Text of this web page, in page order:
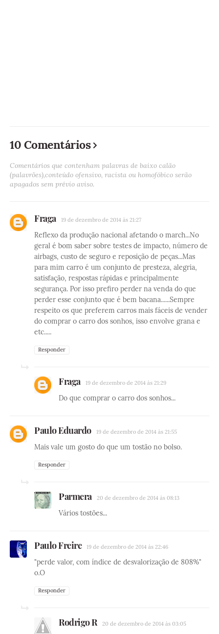
10 Comentários
Comentários que contenham palavras de baixo calão
(palavrões),conteúdo ofensivo, racista ou homofóbico serão
apagados sem prévio aviso.
Fraga 19 de dezembro de 2014 às 21:27
Reflexo da produção nacional afetando o march...No
geral é bom saber sobre testes de impacto, número de
airbags, custo de seguro e reposição de peças...Mas
para mim carro é um conjunto de presteza, alegria,
satisfação, respostas rápidas e principalmente
segurança. Por isso prefiro perder na venda do que
perder esse conjunto que é bem bacana......Sempre
respeito os que preferem carros mais fáceis de vender
do comprar o carro dos sonhos, isso envolve grana e
etc.....
Responder
Fraga 19 de dezembro de 2014 às 21:29
Do que comprar o carro dos sonhos...
Paulo Eduardo 19 de dezembro de 2014 às 21:55
Mais vale um gosto do que um tostão no bolso.
Responder
Parmera 20 de dezembro de 2014 às 08:13
Vários tostões...
Paulo Freire 19 de dezembro de 2014 às 22:46
"perde valor, com índice de desvalorização de 808%"
o.O
Responder
Rodrigo R 20 de dezembro de 2014 às 03:05